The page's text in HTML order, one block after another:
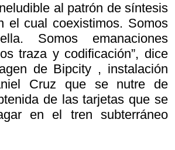
al patrón de síntesis
el cual coexistimos. Somos
Somos emanaciones
traza y codificación”, dice
de Bipcity , instalación
Cruz que se nutre de
de las tarjetas que se
en el tren subterráneo